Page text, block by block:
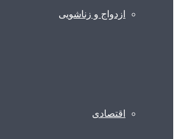
ازدواج و زناشویی
اقتصادی